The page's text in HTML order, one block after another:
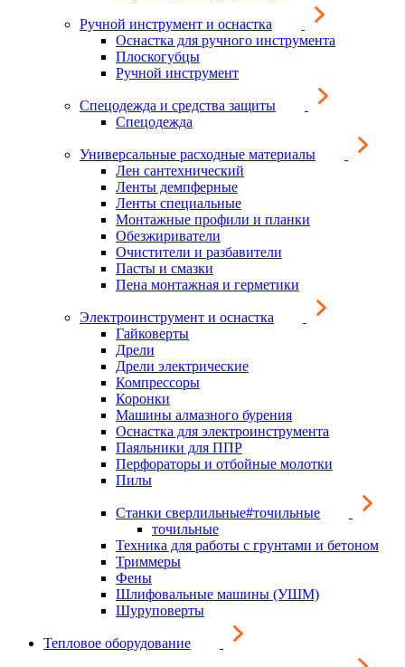
Ручной инструмент и оснастка
Оснастка для ручного инструмента
Плоскогубцы
Ручной инструмент
Спецодежда и средства защиты
Спецодежда
Универсальные расходные материалы
Лен сантехнический
Ленты демпферные
Ленты специальные
Монтажные профили и планки
Обезжириватели
Очистители и разбавители
Пасты и смазки
Пена монтажная и герметики
Электроинструмент и оснастка
Гайковерты
Дрели
Дрели электрические
Компрессоры
Коронки
Машины алмазного бурения
Оснастка для электроинструмента
Паяльники для ППР
Перфораторы и отбойные молотки
Пилы
Станки сверлильные#точильные
точильные
Техника для работы с грунтами и бетоном
Триммеры
Фены
Шлифовальные машины (УШМ)
Шуруповерты
Тепловое оборудование